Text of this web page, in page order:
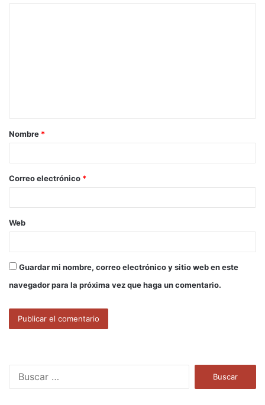
a
r
*
Nombre *
Correo electrónico *
Web
Guardar mi nombre, correo electrónico y sitio web en este
navegador para la próxima vez que haga un comentario.